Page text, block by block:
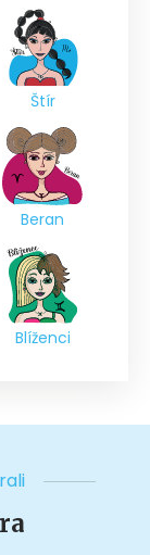
Štír
Beran
Blíženci